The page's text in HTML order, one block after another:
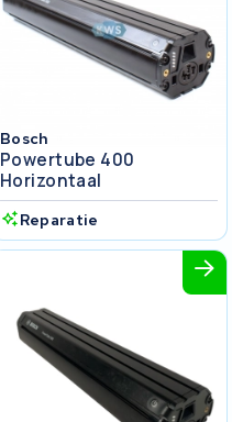
Bosch
Powertube 400
Horizontaal
Reparatie